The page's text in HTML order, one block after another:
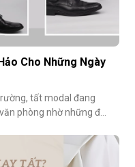
Cho Những Ngày
tất modal đang
phòng nhờ những đặc
xem là lựa chọn lý
đôi chân “lên